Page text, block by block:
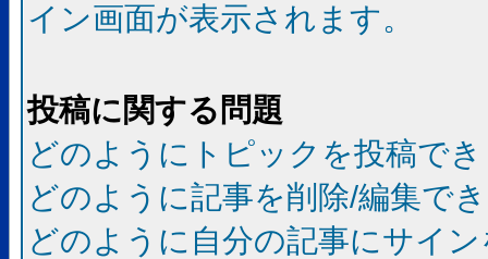
イン画面が表示されます。
投稿に関する問題
どのようにトピックを投稿で
どのように記事を削除/編集で
どのように自分の記事にサイ